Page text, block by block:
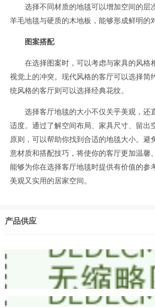
选择不同材质的地毯可以增加空间的层
羊毛地毯与硬质的木地板，能够形成鲜明的
图案搭配
在选择图案时，可以考虑与家具的风格
视觉上的冲突。现代风格的客厅可以选择简
统风格的客厅则可以选择经典花纹。
选择客厅地毯的大小不仅关乎美观，还
适度。通过了解空间布局、家具尺寸、留出
原则，可以帮助你找到合适的地毯大小。避
意材质和搭配技巧，将使你的客厅更加温馨
能够为你在选择客厅地毯时提供有价值的参
美观又实用的居家空间。
产品供应